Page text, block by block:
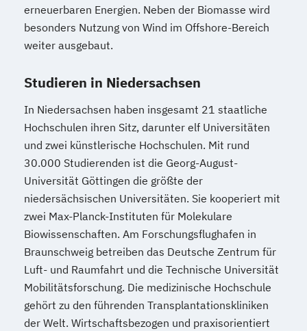
erneuerbaren Energien. Neben der Biomasse wird
besonders Nutzung von Wind im Offshore-Bereich
weiter ausgebaut.
Studieren in Niedersachsen
In Niedersachsen haben insgesamt 21 staatliche
Hochschulen ihren Sitz, darunter elf Universitäten
und zwei künstlerische Hochschulen. Mit rund
30.000 Studierenden ist die Georg-August-
Universität Göttingen die größte der
niedersächsischen Universitäten. Sie kooperiert mit
zwei Max-Planck-Instituten für Molekulare
Biowissenschaften. Am Forschungsflughafen in
Braunschweig betreiben das Deutsche Zentrum für
Luft- und Raumfahrt und die Technische Universität
Mobilitätsforschung. Die medizinische Hochschule
gehört zu den führenden Transplantationskliniken
der Welt. Wirtschaftsbezogen und praxisorientiert